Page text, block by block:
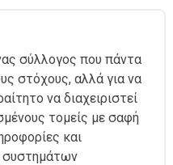
σύλλογος που πάντα
στόχους, αλλά για να
να διαχειριστεί
τομείς με σαφή
και
συστημάτων